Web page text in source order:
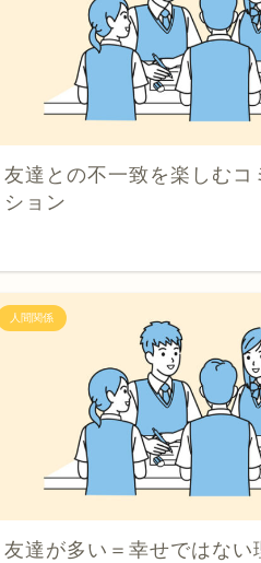
友達との不一致を楽しむコ
ション
人間関係
友達が多い＝幸せではない